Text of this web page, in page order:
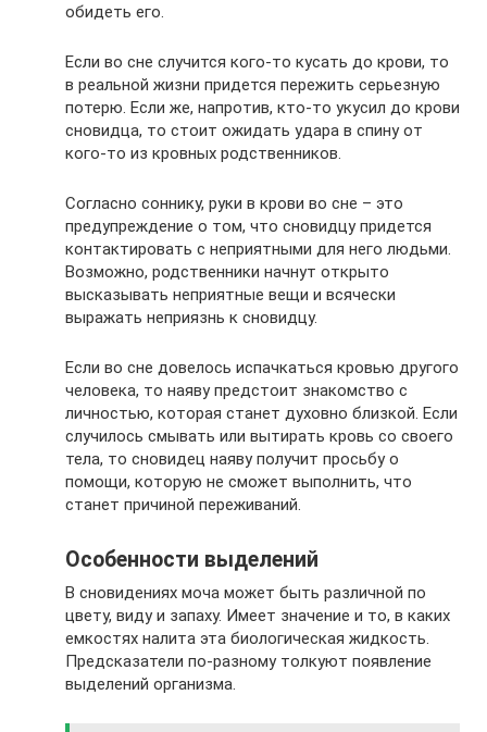
обидеть его.
Если во сне случится кого-то кусать до крови, то
в реальной жизни придется пережить серьезную
потерю. Если же, напротив, кто-то укусил до крови
сновидца, то стоит ожидать удара в спину от
кого-то из кровных родственников.
Согласно соннику, руки в крови во сне – это
предупреждение о том, что сновидцу придется
контактировать с неприятными для него людьми.
Возможно, родственники начнут открыто
высказывать неприятные вещи и всячески
выражать неприязнь к сновидцу.
Если во сне довелось испачкаться кровью другого
человека, то наяву предстоит знакомство с
личностью, которая станет духовно близкой. Если
случилось смывать или вытирать кровь со своего
тела, то сновидец наяву получит просьбу о
помощи, которую не сможет выполнить, что
станет причиной переживаний.
Особенности выделений
В сновидениях моча может быть различной по
цвету, виду и запаху. Имеет значение и то, в каких
емкостях налита эта биологическая жидкость.
Предсказатели по-разному толкуют появление
выделений организма.